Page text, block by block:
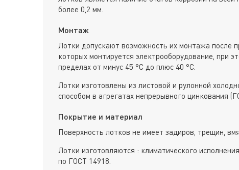
более 0,2 мм.
Монтаж
Лотки допускают возможность их монтажа после
которых монтируется электрооборудование, при
пределах от минус 45 °С до плюс 40 °С.
Лотки изготовлены из листовой и рулонной
способом в агрегатах непрерывного цинкования
Покрытие и материал
Поверхность лотков не имеет задиров, трещин,
Лотки изготовляются : климатического
по ГОСТ 14918.